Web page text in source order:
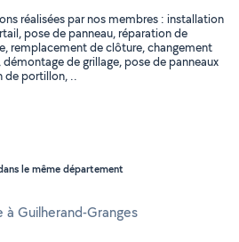
réalisées par nos membres : installation
pose de panneau, réparation de
remplacement de clôture, changement
de grillage, pose de panneaux
de portillon, ..
le même département
à Guilherand-Granges